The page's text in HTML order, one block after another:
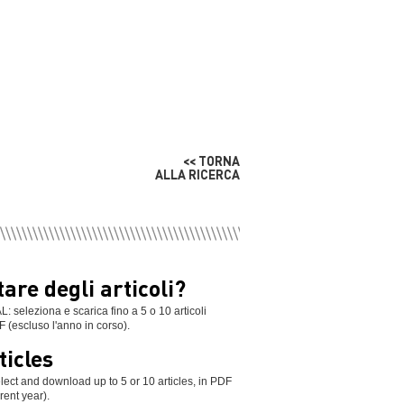
<< TORNA
ALLA RICERCA
degli articoli?
seleziona e scarica fino a 5 o 10 articoli
(escluso l'anno in corso).
and download up to 5 or 10 articles, in PDF
year).